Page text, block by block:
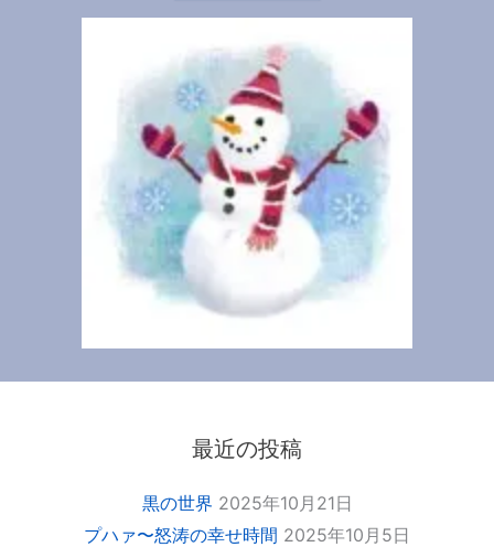
最近の投稿
黒の世界 2025年10月21日
プハァ〜怒涛の幸せ時間 2025年10月5日